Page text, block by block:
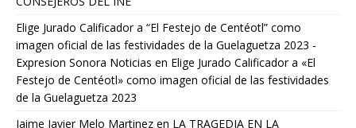
Elige Jurado Calificador a “El Festejo de Centéotl” como
imagen oficial de las festividades de la Guelaguetza 2023 -
Expresion Sonora Noticias en Elige Jurado Calificador a «El
Festejo de Centéotl» como imagen oficial de las festividades
de la Guelaguetza 2023
Jaime Javier Melo Martinez en LA TRAGEDIA EN LA